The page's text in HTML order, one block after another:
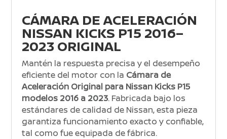
CÁMARA DE ACELERACIÓN
NISSAN KICKS P15 2016–
2023 ORIGINAL
Mantén la respuesta precisa y el desempeño
eficiente del motor con la Cámara de
Aceleración Original para Nissan Kicks P15
modelos 2016 a 2023. Fabricada bajo los
estándares de calidad de Nissan, esta pieza
garantiza funcionamiento exacto y confiable,
tal como fue equipada de fábrica.